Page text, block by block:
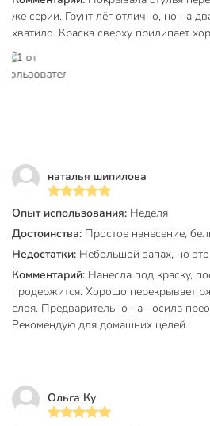
Материал основания
же серии. Грунт лёг отлично, но на
хватило. Краска сверху прилипает
наталья шипилова
Опыт использования: Неделя
Достоинства: Простое нанесение,
Недостатки: Небольшой запах, но
Комментарий: Нанесла под краску,
продержится. Хорошо перекрывает
слоя. Предварительно на носила
Рекомендую для домашних целей.
Ольга Ку